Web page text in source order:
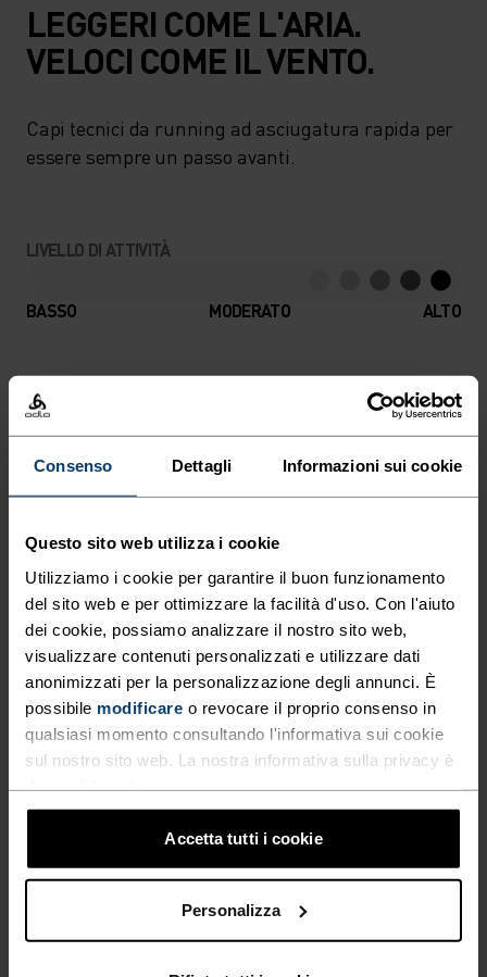
Consenso Dettagli Informazioni sui cookie
Questo sito web utilizza i cookie
Utilizziamo i cookie per garantire il buon funzionamento
del sito web e per ottimizzare la facilità d'uso. Con l'aiuto
dei cookie, possiamo analizzare il nostro sito web,
visualizzare contenuti personalizzati e utilizzare dati
anonimizzati per la personalizzazione degli annunci. È
possibile modificare o revocare il proprio consenso in
qualsiasi momento consultando l'informativa sui cookie
sul nostro sito web. La nostra informativa sulla privacy è
Accetta tutti i cookie
Personalizza
LEGGERI COME L'ARIA.
VELOCI COME IL VENTO.
Capi tecnici da running ad asciugatura rapida per
essere sempre un passo avanti.
LIVELLO DI ATTIVITÀ
BASSO MODERATO ALTO
TIPO DI ATTIVITÀ
QUALSIASI COSA ALTA INTENSITÀ
Running
POLIESTERE ED ELASTAN
Questo tessuto unisce il poliestere, un materiale robusto
e anti sudore che mantiene la forma, all’elastan,
elasticizzato ed estensibile. Il risultato? Un misto che
offre la massima libertà di movimento.
SISTEMA DI CONTROLLO DELLA TEMPERATURA
WARM
confortevole e biancheria intima tecnica con
ottimo isolamento termico. Ideale per tutte le
attività invernali. Traspirante, per un'efficace